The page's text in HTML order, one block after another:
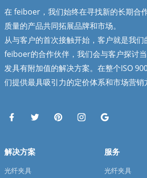
在 feiboer，我们始终在寻找新的长期合
质量的产品共同拓展品牌和市场。
从与客户的首次接触开始，客户就是我
feiboer的合作伙伴，我们会与客户探讨
发具有附加值的解决方案。在整个ISO
们提供最具吸引力的定价体系和市场营销
解决方案
光纤夹具
服务
光纤夹具